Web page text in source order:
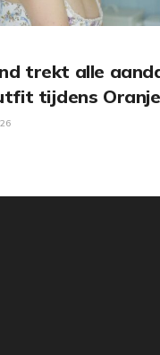
trekt alle
tijdens